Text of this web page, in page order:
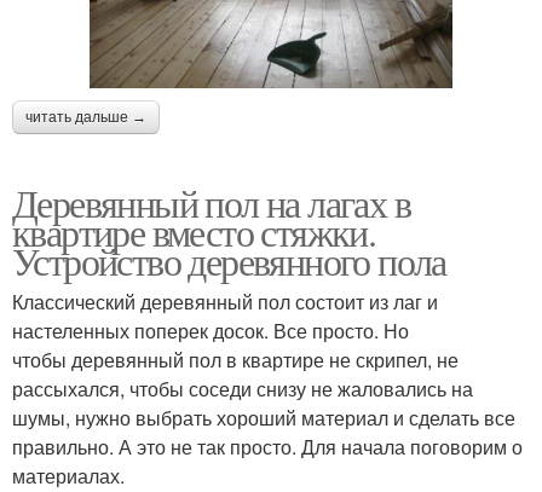
читать дальше →
Деревянный пол на лагах в
квартире вместо стяжки.
Устройство деревянного пола
Классический деревянный пол состоит из лаг и
настеленных поперек досок. Все просто. Но
чтобы деревянный пол в квартире не скрипел, не
рассыхался, чтобы соседи снизу не жаловались на
шумы, нужно выбрать хороший материал и сделать все
правильно. А это не так просто. Для начала поговорим о
материалах.